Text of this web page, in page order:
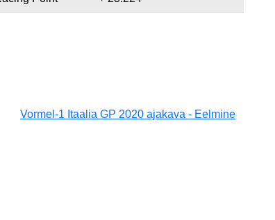
Vormel-1 Itaalia GP 2020 ajakava - Eelmine